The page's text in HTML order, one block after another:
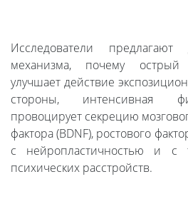
Исследователи
механизма, почему острый
улучшает действие
стороны, интенсивная
провоцирует секрецию
фактора (BDNF), ростового
с нейропластичностью и с
психических расстройств.